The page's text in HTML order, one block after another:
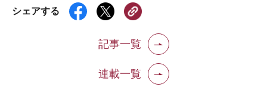
シェアする
記事一覧
連載一覧